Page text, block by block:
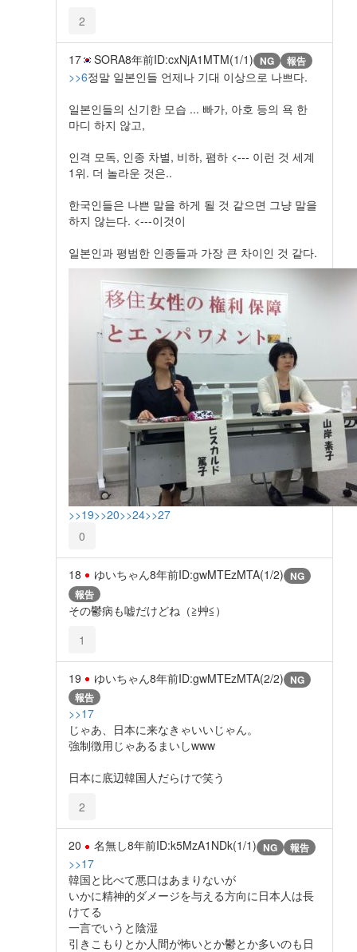
2
17 SORA8年前ID:cxNjA1MTM(1/1) NG 報告
>>6정말 일본인들 언제나 기대 이상으로 나쁘다.
일본인들의 신기한 모습 ... 빠가, 아호 등의 욕 한
마디 하지 않고,
인격 모독, 인종 차별, 비하, 폄하 <--- 이런 것 세계
1위. 더 놀라운 것은..
한국인들은 나쁜 말을 하게 될 것 같으면 그냥 말을
하지 않는다. <---이것이
일본인과 평범한 인종들과 가장 큰 차이인 것 같다.
>>19>>20>>24>>27
0
18 ゆいちゃん8年前ID:gwMTEzMTA(1/2) NG
報告
その鬱病も嘘だけどね（≧艸≦）
1
19 ゆいちゃん8年前ID:gwMTEzMTA(2/2) NG
報告
>>17
じゃあ、日本に来なきゃいいじゃん。
強制徴用じゃあるまいしwww
日本に底辺韓国人だらけで笑う
2
20 名無し8年前ID:k5MzA1NDk(1/1) NG 報告
>>17
韓国と比べて悪口はあまりないが
いかに精神的ダメージを与える方向に日本人は長
けてる
一言でいうと陰湿
引きこもりとか人間が怖いとか鬱とか多いのも日